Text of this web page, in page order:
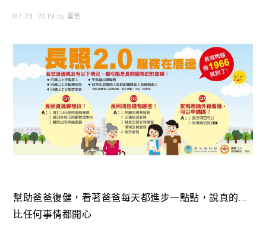
07 23, 2019 by 雲爸
幫助爸爸復健，看著爸爸每天都進步一點點，說真的….
比任何事情都開心